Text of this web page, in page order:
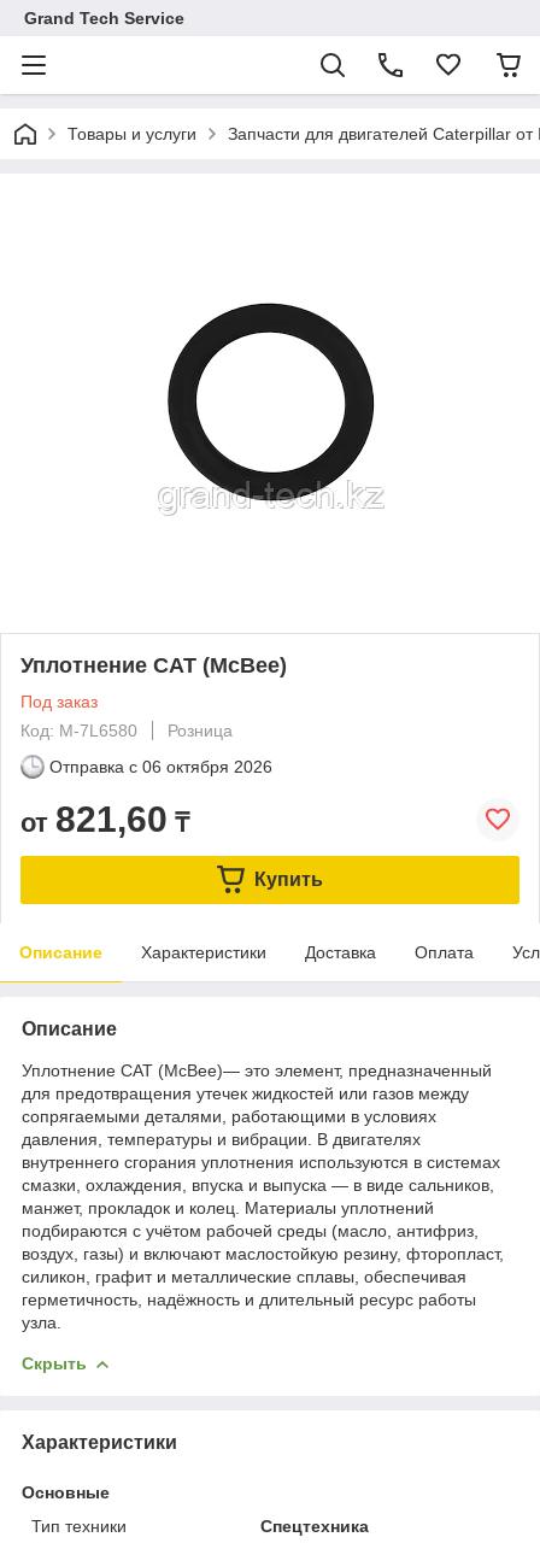
Grand Tech Service
Товары и услуги Запчасти для двигателей Caterpillar
Уплотнение CAT (McBee)
Под заказ
Код: M-7L6580
Розница
Отправка с 06 октября 2026
от 821,60 ₸
Купить
Описание Характеристики Доставка Оплата
Описание
Уплотнение CAT (McBee)— это элемент, предназначенный
для предотвращения утечек жидкостей или газов между
сопрягаемыми деталями, работающими в условиях
давления, температуры и вибрации. В двигателях
внутреннего сгорания уплотнения используются в системах
смазки, охлаждения, впуска и выпуска — в виде сальников,
манжет, прокладок и колец. Материалы уплотнений
подбираются с учётом рабочей среды (масло, антифриз,
воздух, газы) и включают маслостойкую резину, фторопласт,
силикон, графит и металлические сплавы, обеспечивая
герметичность, надёжность и длительный ресурс работы
узла.
Скрыть
Характеристики
Основные
Тип техники
Спецтехника